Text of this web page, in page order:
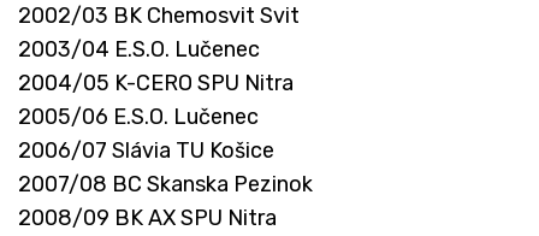
2002/03 BK Chemosvit Svit
2003/04 E.S.O. Lučenec
2004/05 K-CERO SPU Nitra
2005/06 E.S.O. Lučenec
2006/07 Slávia TU Košice
2007/08 BC Skanska Pezinok
2008/09 BK AX SPU Nitra